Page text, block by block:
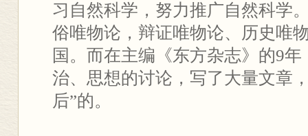
习自然科学，努力推广自然科学
俗唯物论，辩证唯物论、历史唯
国。而在主编《东方杂志》的9
治、思想的讨论，写了大量文章
后”的。